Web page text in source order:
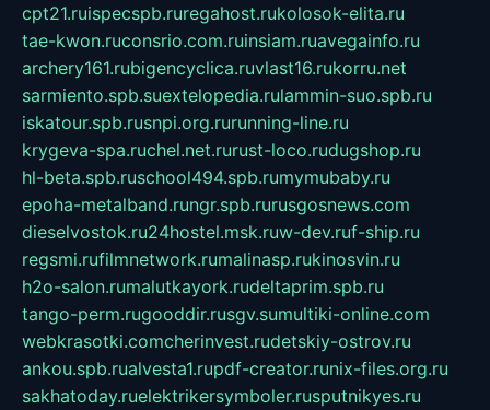
cpt21.ruispecspb.ruregahost.rukolosok-elita.ru
tae-kwon.ruconsrio.com.ruinsiam.ruavegainfo.ru
archery161.rubigencyclica.ruvlast16.rukorru.net
sarmiento.spb.suextelopedia.rulammin-suo.spb.ru
iskatour.spb.rusnpi.org.rurunning-line.ru
krygeva-spa.ruchel.net.rurust-loco.rudugshop.ru
hl-beta.spb.ruschool494.spb.rumymubaby.ru
epoha-metalband.rungr.spb.rurusgosnews.com
dieselvostok.ru24hostel.msk.ruw-dev.ruf-ship.ru
regsmi.rufilmnetwork.rumalinasp.rukinosvin.ru
h2o-salon.rumalutkayork.rudeltaprim.spb.ru
tango-perm.rugooddir.rusgv.sumultiki-online.com
webkrasotki.comcherinvest.rudetskiy-ostrov.ru
ankou.spb.rualvesta1.rupdf-creator.runix-files.org.ru
sakhatoday.ruelektrikersymboler.rusputnikyes.ru